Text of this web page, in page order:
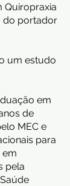
Quiropraxia
do portador
um estudo
em
de
MEC e
para
em
pela